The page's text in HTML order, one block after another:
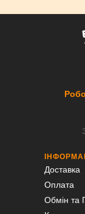
Доставка
Оплата
Обмін та